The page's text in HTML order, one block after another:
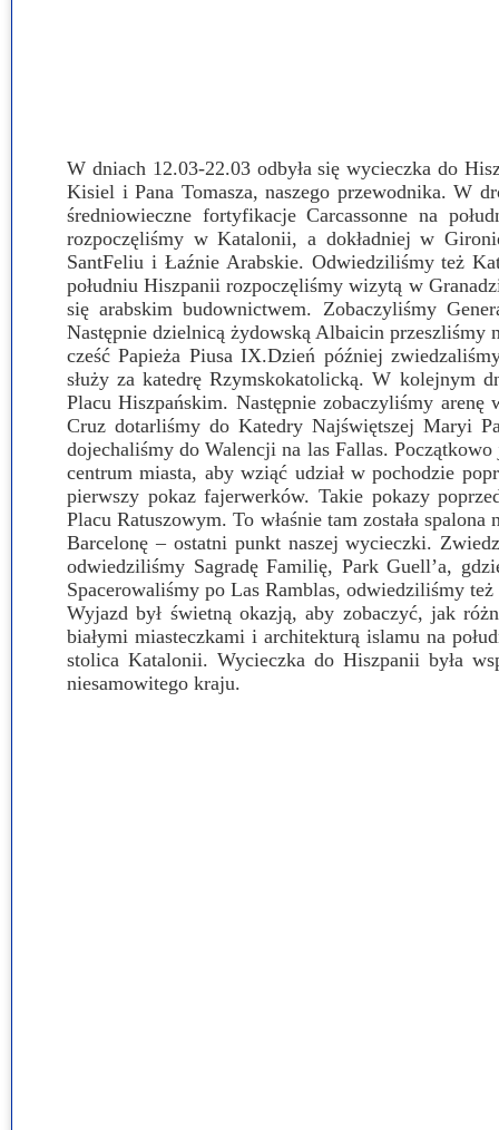
W dniach 12.03-22.03 odbyła się wycieczka do
Kisiel i Pana Tomasza, naszego przewodnika. W
średniowieczne fortyfikacje Carcassonne na
rozpoczęliśmy w Katalonii, a dokładniej w
SantFeliu i Łaźnie Arabskie. Odwiedziliśmy też
południu Hiszpanii rozpoczęliśmy wizytą w
się arabskim budownictwem. Zobaczyliśmy
Następnie dzielnicą żydowską Albaicin przeszliśmy
cześć Papieża Piusa IX.Dzień później
służy za katedrę Rzymskokatolicką. W kolejnym
Placu Hiszpańskim. Następnie zobaczyliśmy
Cruz dotarliśmy do Katedry Najświętszej Maryi
dojechaliśmy do Walencji na las Fallas.
centrum miasta, aby wziąć udział w pochodzie
pierwszy pokaz fajerwerków. Takie pokazy
Placu Ratuszowym. To właśnie tam została
Barcelonę – ostatni punkt naszej wycieczki.
odwiedziliśmy Sagradę Familię, Park Guell’a,
Spacerowaliśmy po Las Ramblas, odwiedziliśmy
Wyjazd był świetną okazją, aby zobaczyć, jak
białymi miasteczkami i architekturą islamu na
stolica Katalonii. Wycieczka do Hiszpanii była
niesamowitego kraju.